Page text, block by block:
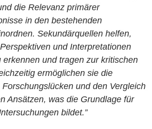
die Relevanz primärer
in den bestehenden
Sekundärquellen helfen,
und Interpretationen
erkennen und tragen zur kritischen
ermöglichen sie die
und den Vergleich
Ansätzen, was die Grundlage für
bildet.”